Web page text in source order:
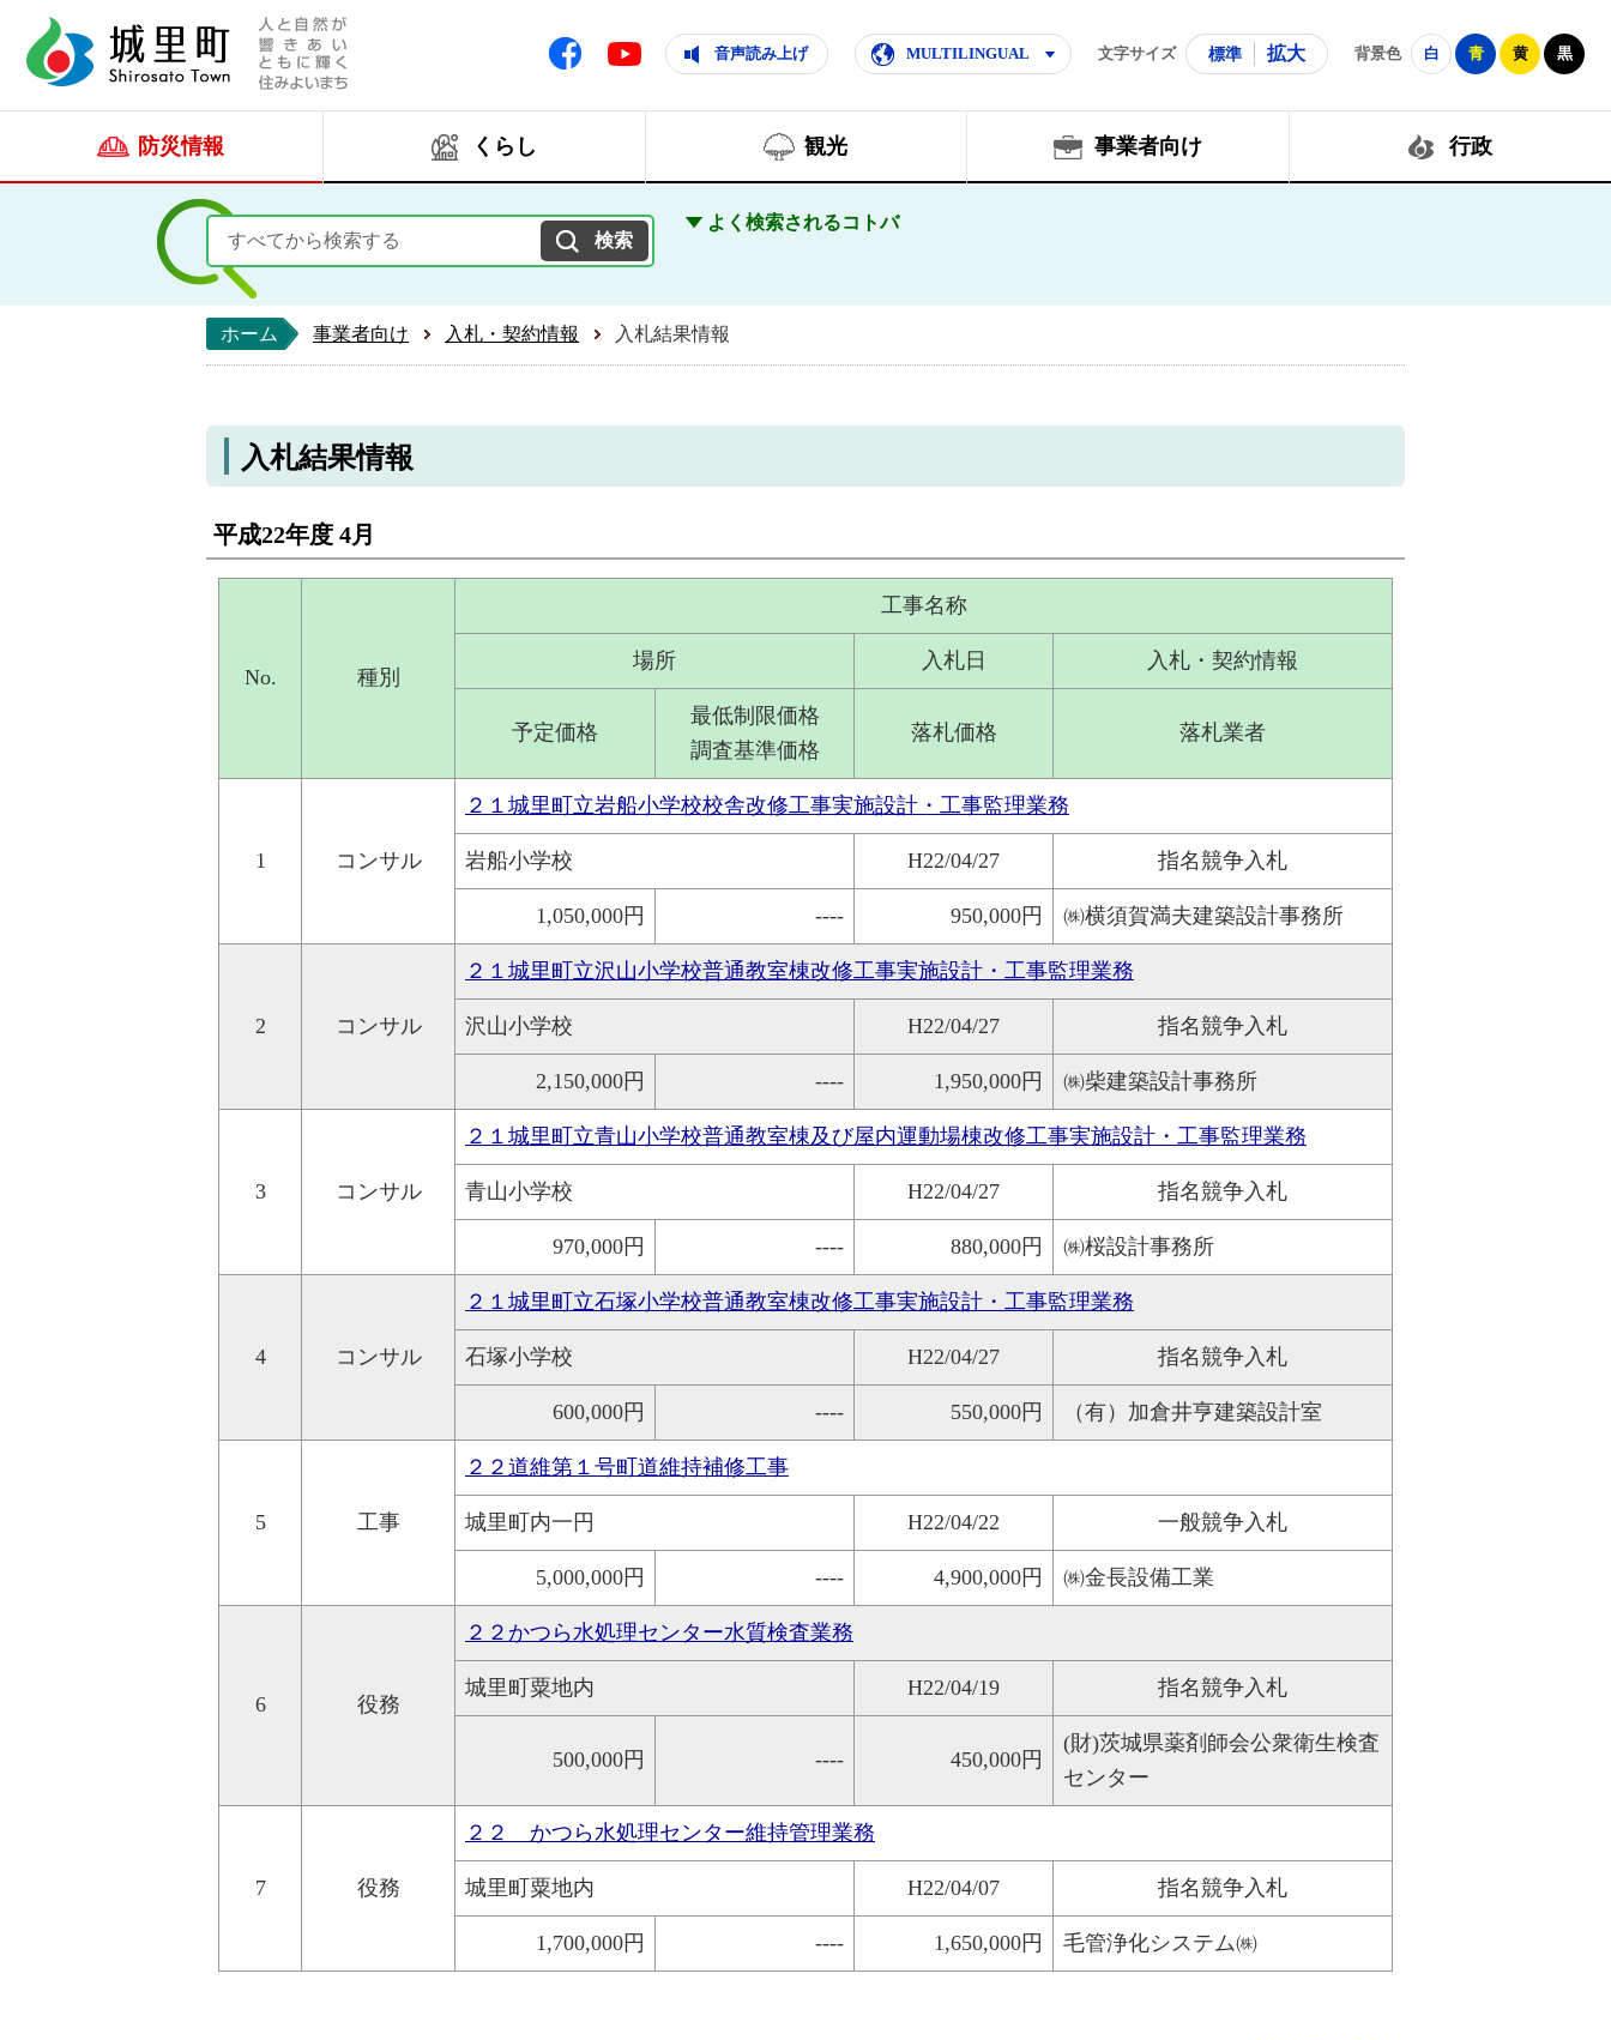
人と自然が響きあいともに輝く住みよいまち
Facebook Youtube 音声読み上げ MULTILINGUAL 文字サイズ 標準 拡大 背景色 白 青 黄 黒
防災情報 くらし 観光 事業者向け 行政
よく検索されるコトバ
ホーム 事業者向け 入札・契約情報 入札結果情報
入札結果情報
平成22年度 4月
No. 種別
工事名称
場所 入札日 入札・契約情報
予定価格
最低制限価格
調査基準価格
落札価格 落札業者
1 コンサル
２１城里町立岩船小学校校舎改修工事実施設計・工事監理業務
岩船小学校 H22/04/27 指名競争入札
1,050,000円 ---- 950,000円 ㈱横須賀満夫建築設計事務所
2 コンサル
２１城里町立沢山小学校普通教室棟改修工事実施設計・工事監理業務
沢山小学校 H22/04/27 指名競争入札
2,150,000円 ---- 1,950,000円 ㈱柴建築設計事務所
3 コンサル
２１城里町立青山小学校普通教室棟及び屋内運動場棟改修工事実施設計・工事監理業務
青山小学校 H22/04/27 指名競争入札
970,000円 ---- 880,000円 ㈱桜設計事務所
4 コンサル
２１城里町立石塚小学校普通教室棟改修工事実施設計・工事監理業務
石塚小学校 H22/04/27 指名競争入札
600,000円 ---- 550,000円 （有）加倉井亨建築設計室
5 工事
２２道維第１号町道維持補修工事
城里町内一円 H22/04/22 一般競争入札
5,000,000円 ---- 4,900,000円 ㈱金長設備工業
6 役務
２２かつら水処理センター水質検査業務
城里町粟地内 H22/04/19 指名競争入札
500,000円 ---- 450,000円
(財)茨城県薬剤師会公衆衛生検査
センター
7 役務
２２ かつら水処理センター維持管理業務
城里町粟地内 H22/04/07 指名競争入札
1,700,000円 ---- 1,650,000円 毛管浄化システム㈱